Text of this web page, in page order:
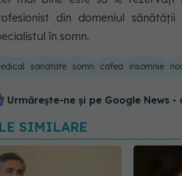
din domeniul
în somn.
sanatate somn cafea insomnie
Urmărește-ne și pe Google News -
SIMILARE